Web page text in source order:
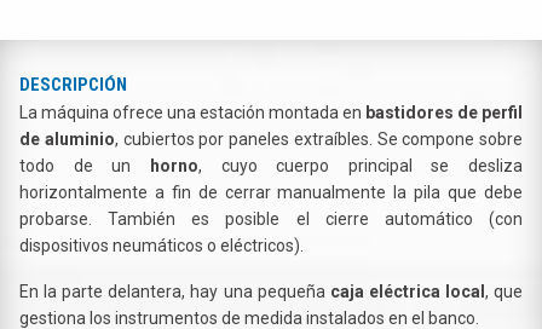
DESCRIPCIÓN
La máquina ofrece una estación montada en bastidores de perfil
de aluminio, cubiertos por paneles extraíbles. Se compone sobre
todo de un horno, cuyo cuerpo principal se desliza
horizontalmente a fin de cerrar manualmente la pila que debe
probarse. También es posible el cierre automático (con
dispositivos neumáticos o eléctricos).
En la parte delantera, hay una pequeña caja eléctrica local, que
gestiona los instrumentos de medida instalados en el banco.